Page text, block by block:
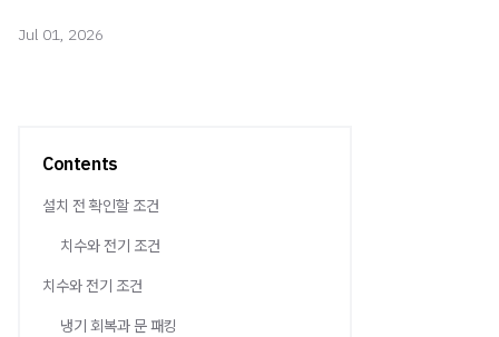
Jul 01, 2026
Contents
설치 전 확인할 조건
치수와 전기 조건
치수와 전기 조건
냉기 회복과 문 패킹